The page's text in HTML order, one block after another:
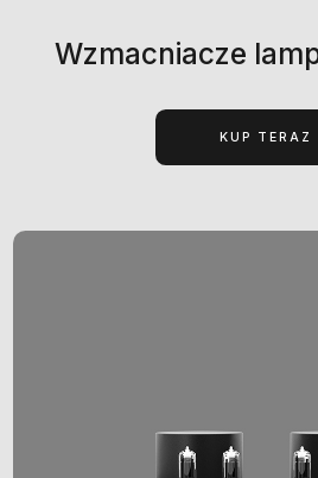
Wzmacniacze
KUP TERAZ